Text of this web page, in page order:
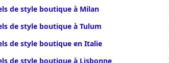
de style boutique à Milan
de style boutique à Tulum
de style boutique en Italie
de style boutique à Lisbonne